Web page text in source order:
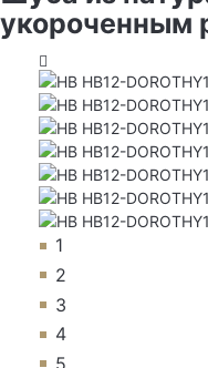
укороченным
1
2
3
4
5